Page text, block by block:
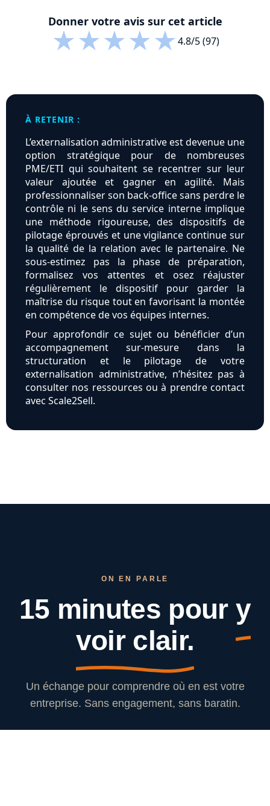
Donner votre avis sur cet article
★★★★★4.8/5 (97)
À RETENIR :
L’externalisation administrative est devenue une
option stratégique pour de nombreuses
PME/ETI qui souhaitent se recentrer sur leur
valeur ajoutée et gagner en agilité. Mais
professionnaliser son back-office sans perdre le
contrôle ni le sens du service interne implique
une méthode rigoureuse, des dispositifs de
pilotage éprouvés et une vigilance continue sur
la qualité de la relation avec le partenaire. Ne
sous-estimez pas la phase de préparation,
formalisez vos attentes et osez réajuster
régulièrement le dispositif pour garder la
maîtrise du risque tout en favorisant la montée
en compétence de vos équipes internes.
Pour approfondir ce sujet ou bénéficier d’un
accompagnement sur-mesure dans la
structuration et le pilotage de votre
externalisation administrative, n’hésitez pas à
consulter nos ressources ou à prendre contact
avec Scale2Sell.
ON EN PARLE
15 minutes pour y
voir clair.
Un échange pour comprendre où en est votre
entreprise. Sans engagement, sans baratin.